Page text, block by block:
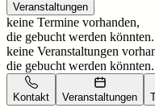
Veranstaltungen
keine Termine vorhanden,
die gebucht werden könnten.
keine Veranstaltungen
die gebucht werden könnten.
Kontakt Veranstaltungen